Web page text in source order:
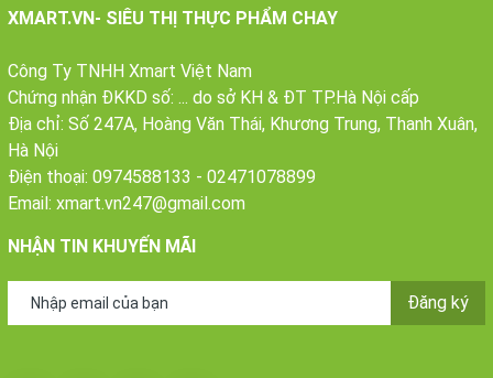
XMART.VN- SIÊU THỊ THỰC PHẨM CHAY
Công Ty TNHH Xmart Việt Nam
Chứng nhận ĐKKD số: ... do sở KH & ĐT TP.Hà Nội cấp
Địa chỉ: Số 247A, Hoàng Văn Thái, Khương Trung, Thanh Xuân,
Hà Nội
Điện thoại: 0974588133 - 02471078899
Email: xmart.vn247@gmail.com
NHẬN TIN KHUYẾN MÃI
Đăng ký